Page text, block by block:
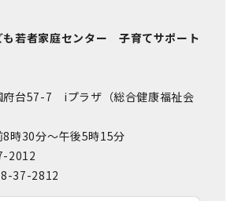
若者家庭センター 子育てサポート
府台57-7 iプラザ（総合健康福祉会
8時30分～午後5時15分
2012
37-2812